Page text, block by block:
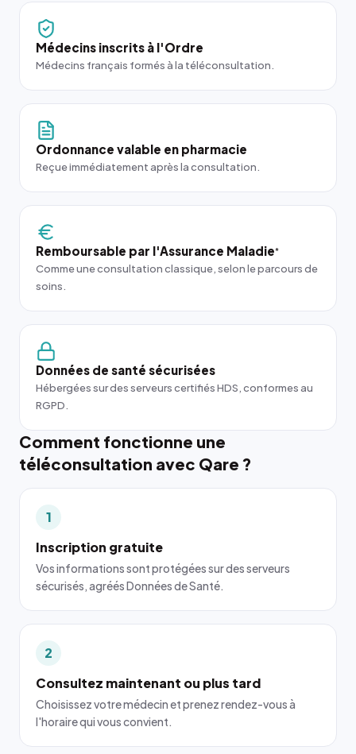
Médecins inscrits à l'Ordre
Médecins français formés à la téléconsultation.
Ordonnance valable en pharmacie
Reçue immédiatement après la consultation.
Remboursable par l'Assurance Maladie*
Comme une consultation classique, selon le parcours de
soins.
Données de santé sécurisées
Hébergées sur des serveurs certifiés HDS, conformes au
RGPD.
Comment fonctionne une
téléconsultation avec Qare ?
1
Inscription gratuite
Vos informations sont protégées sur des serveurs
sécurisés, agréés Données de Santé.
2
Consultez maintenant ou plus tard
Choisissez votre médecin et prenez rendez-vous à
l'horaire qui vous convient.